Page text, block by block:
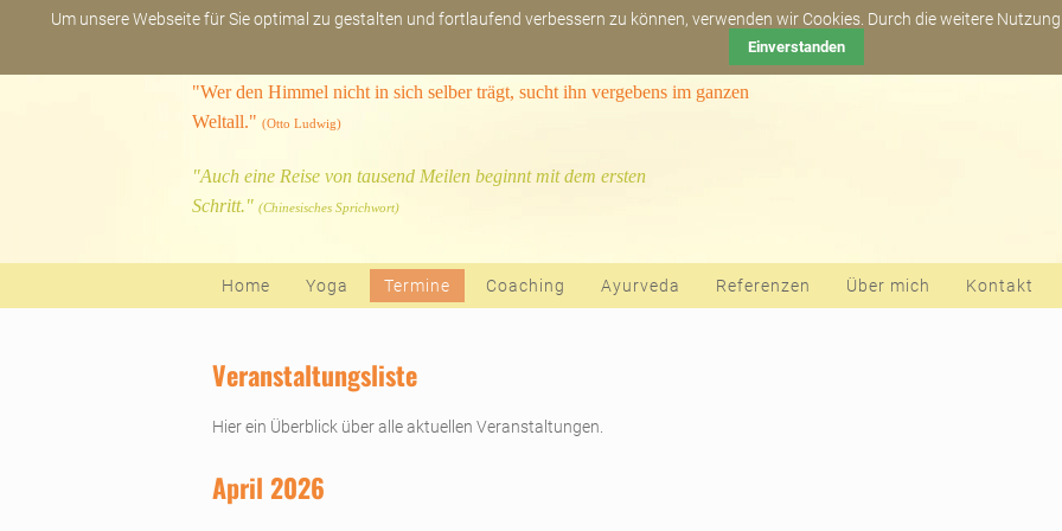
Newsletter
"Wer den Himmel nicht in sich selber trägt, sucht ihn vergebens im ganzen
Weltall."(Otto Ludwig)
"Auch eine Reise von tausend Meilen beginnt mit dem ersten
Schritt."(Chinesisches Sprichwort)
Navigation überspringen
Home
Yoga Termine Coaching Ayurveda Referenzen Über mich Kontakt
Veranstaltungsliste
Hier ein Überblick über alle aktuellen Veranstaltungen.
April 2026
Um unsere Webseite für Sie optimal zu gestalten und fortlaufend verbessern zu können, verwenden wir Cookies. Durch die weitere
Einverstanden